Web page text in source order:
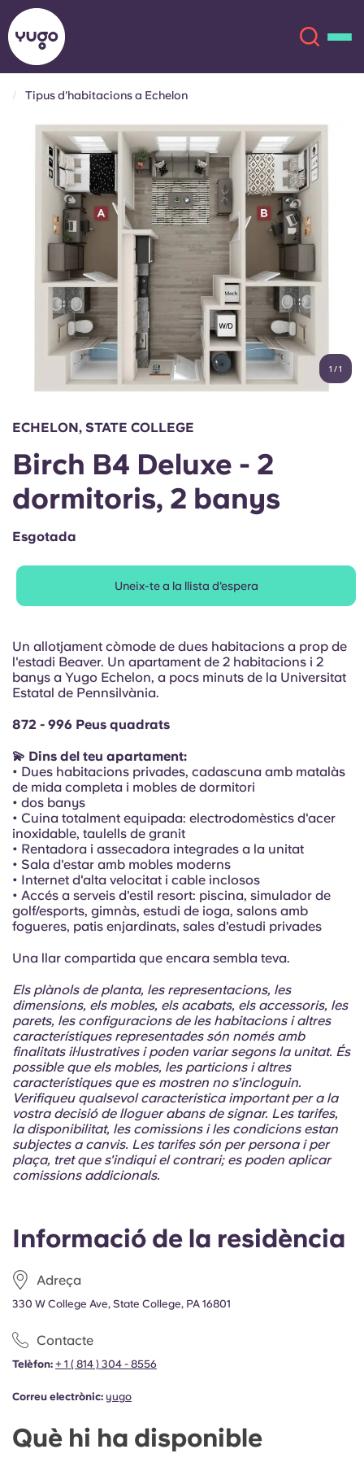
Sobre
Ubicacions
Més
Compte Llengua
English (GB)
Chinese
Español
Italian
French
Selecciona un país
Inicia la sessió
Reserva ara
English (GB)
English (US)
Chinese Español
Català Deutsch
Italian French
Portuguese
Tipus d'habitacions a Echelon
1 /1
Informació de la residència
Adreça
330 W College Ave, State College, PA 16801
Contacte
Telèfon: + 1 ( 814 ) 304 - 8556
Correu electrònic: yugo
Què hi ha disponible
ECHELON, STATE COLLEGE
Birch B4 Deluxe - 2
dormitoris, 2 banys
Esgotada
Uneix-te a la llista d'espera
Un allotjament còmode de dues habitacions a prop de
l'estadi Beaver. Un apartament de 2 habitacions i 2
banys a Yugo Echelon, a pocs minuts de la Universitat
Estatal de Pennsilvània.
872 - 996 Peus quadrats
💫 Dins del teu apartament:
• Dues habitacions privades, cadascuna amb matalàs
de mida completa i mobles de dormitori
• dos banys
• Cuina totalment equipada: electrodomèstics d'acer
inoxidable, taulells de granit
• Rentadora i assecadora integrades a la unitat
• Sala d'estar amb mobles moderns
• Internet d'alta velocitat i cable inclosos
• Accés a serveis d'estil resort: piscina, simulador de
golf/esports, gimnàs, estudi de ioga, salons amb
fogueres, patis enjardinats, sales d'estudi privades
Una llar compartida que encara sembla teva.
Els plànols de planta, les representacions, les
dimensions, els mobles, els acabats, els accessoris, les
parets, les configuracions de les habitacions i altres
característiques representades són només amb
finalitats il·lustratives i poden variar segons la unitat. És
possible que els mobles, les particions i altres
característiques que es mostren no s'incloguin.
Verifiqueu qualsevol característica important per a la
vostra decisió de lloguer abans de signar. Les tarifes,
la disponibilitat, les comissions i les condicions estan
subjectes a canvis. Les tarifes són per persona i per
plaça, tret que s'indiqui el contrari; es poden aplicar
comissions addicionals.